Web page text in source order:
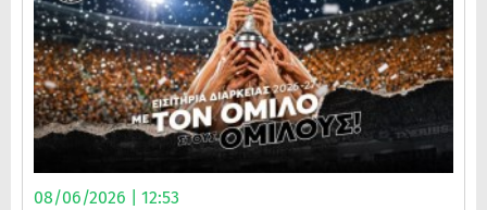
08/06/2026 | 12:53